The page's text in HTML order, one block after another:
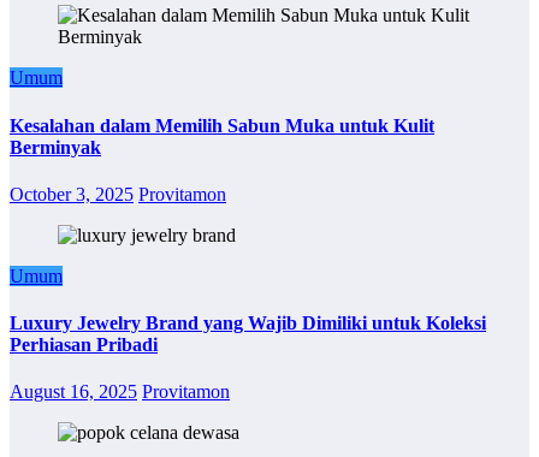
Umum
Kesalahan dalam Memilih Sabun Muka untuk Kulit
Berminyak
October 3, 2025 Provitamon
Umum
Luxury Jewelry Brand yang Wajib Dimiliki untuk Koleksi
Perhiasan Pribadi
August 16, 2025 Provitamon